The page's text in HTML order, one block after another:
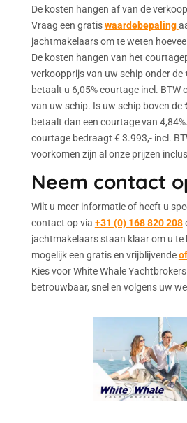
De kosten hangen af van de
Vraag een gratis waardebepaling
jachtmakelaars om te weten
De kosten hangen van het
verkoopprijs van uw schip onder de
betaalt u 6,05% courtage incl. BTW
van uw schip. Is uw schip boven de
betaalt dan een courtage van
courtage bedraagt € 3.993,- incl.
voorkomen zijn al onze prijzen
Neem contact
Wilt u meer informatie of heeft u
contact op via +31 (0) 168 820 208
jachtmakelaars staan klaar om u te
mogelijk een gratis en vrijblijvende
Kies voor White Whale
betrouwbaar, snel en volgens uw